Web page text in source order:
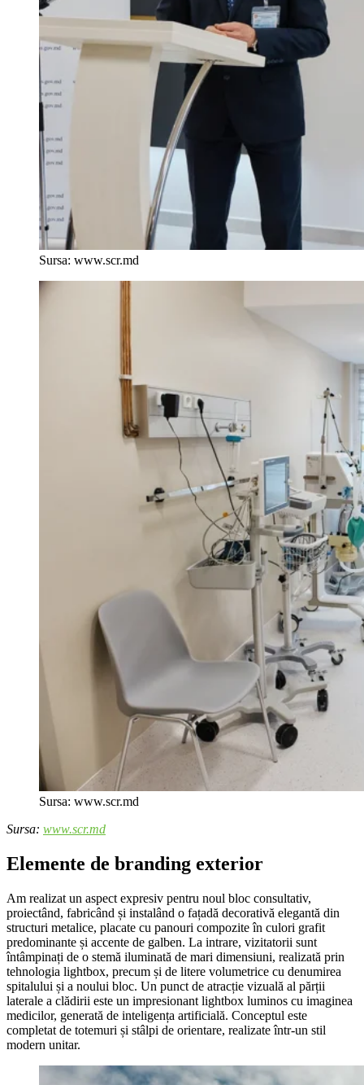
Sursa: www.scr.md
Sursa: www.scr.md
Sursa: www.scr.md
Elemente de branding exterior
Am realizat un aspect expresiv pentru noul bloc consultativ,
proiectând, fabricând și instalând o fațadă decorativă elegantă din
structuri metalice, placate cu panouri compozite în culori grafit
predominante și accente de galben. La intrare, vizitatorii sunt
întâmpinați de o stemă iluminată de mari dimensiuni, realizată prin
tehnologia lightbox, precum și de litere volumetrice cu denumirea
spitalului și a noului bloc. Un punct de atracție vizuală al părții
laterale a clădirii este un impresionant lightbox luminos cu imaginea
medicilor, generată de inteligența artificială. Conceptul este
completat de totemuri și stâlpi de orientare, realizate într-un stil
modern unitar.